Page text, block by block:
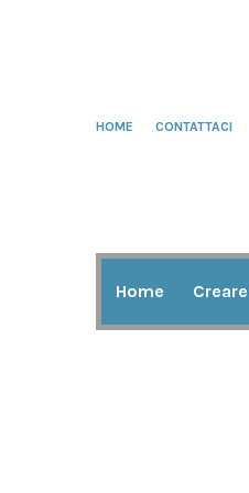
HOME CONTATTACI
Home Creare